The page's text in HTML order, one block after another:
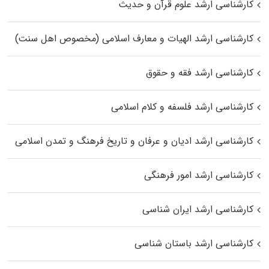
کارشناسی ارشد علوم قرآن و حدیث
کارشناسی ارشد الهیات و معارف اسلامی (مخصوص اهل سنت)
کارشناسی ارشد فقه و حقوق
کارشناسی ارشد فلسفه و کلام اسلامی
کارشناسی ارشد ادیان و عرفان و تاریخ فرهنگ و تمدن اسلامی
کارشناسی ارشد امور فرهنگی
کارشناسی ارشد ایران شناسی
کارشناسی ارشد باستان شناسی